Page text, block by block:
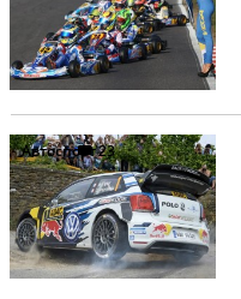
Автоспорт23